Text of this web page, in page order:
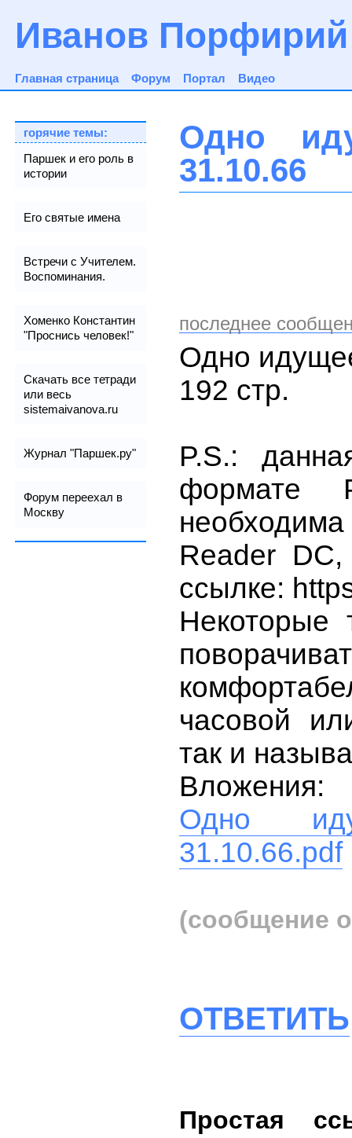
Иванов
Главная страница Форум Портал Видео
горячие темы:
Паршек и его роль в
истории
Его святые имена
Встречи с Учителем.
Воспоминания.
Хоменко Константин
"Проснись человек!"
Скачать все тетради
или весь
sistemaivanova.ru
Журнал "Паршек.ру"
Форум переехал в
Москву
Одно
31.10.66
последнее
Одно
192 стр.
P.S.:
формате
Reader
ссылке:
Некоторые
часовой
так и
Вложения:
Одно
31.10.66.pdf
(сообщение
ОТВЕТИТЬ
Простая